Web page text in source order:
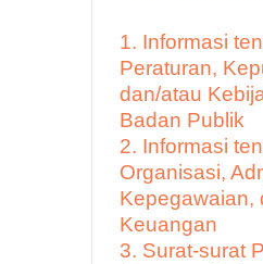
1. Informasi
Peraturan,
dan/atau
Badan Publik
2. Informasi
Organisasi,
Kepegawaian,
Keuangan
3. Surat-surat